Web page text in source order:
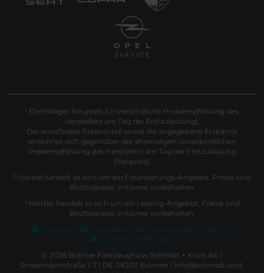
1 Ehemaliger Neupreis (Unverbindliche Preisempfehlung des
Herstellers am Tag der Erstzulassung).
Der errechnete Preisvorteil sowie die angegebene Ersparnis
errechnet sich gegenüber der ehemaligen unverbindlichen
Preisempfehlung des Herstellers am Tag der Erstzulassung
(Neupreis).
2 Hierbei handelt es sich um ein Finanzierungs-Angebot. Preise sind
Bruttopreise. Irrtümer vorbehalten.
3 Hierbei handelt es sich um ein Leasing-Angebot. Preise sind
Bruttopreise. Irrtümer vorbehalten.
Impressum
Datenschutz Barrierefreiheit EU Data Act
Cookie Einstellungen
© 2026 Bremer Fahrzeughaus Schmidt + Koch AG |
Stresemannstraße 1-7 | DE-28207 Bremen | info@schmidt-und-